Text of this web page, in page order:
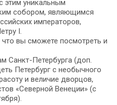
этим уникальным
собором, являющимся
императоров,
I.
вы сможете посмотреть и
Санкт-Петербурга (доп.
Петербург с необычного
и величие дворцов,
«Северной Венеции» (с